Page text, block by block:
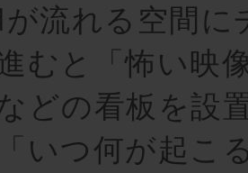
流れる空間に
むと「怖い映
どの看板を設
いつ何が起こ